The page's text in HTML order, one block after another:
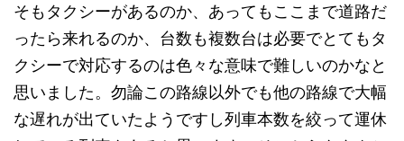
そもタクシーがあるのか、あってもここまで道路だ
ったら来れるのか、台数も複数台は必要でとてもタ
クシーで対応するのは色々な意味で難しいのかなと
思いました。勿論この路線以外でも他の路線で大幅
な遅れが出ていたようですし列車本数を絞って運休